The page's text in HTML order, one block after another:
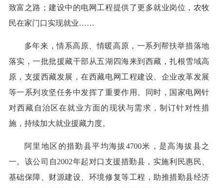
致富之路；建设中的电网工程提供了更多就业岗位，农牧
民在家门口实现就业……
多年来，情系高原、情暖高原，一系列帮扶举措落地
落实，一批批援藏干部从五湖四海来到西藏，扎根雪域高
原，支援西藏发展，在西藏电网工程建设、企业改革发展
等一系列攻坚任务中发挥了重要作用。同时，国家电网针
对西藏自治区在就业方面的现状与需求，制订针对性措
施，持续加大就业援藏力度。
阿里地区的措勤县平均海拔4700米，是高海拔县之
一。该公司自2002年起对口支援措勤县，实施利民惠民、
基础保障、财源建设、环境修复等工程，助推措勤县经济